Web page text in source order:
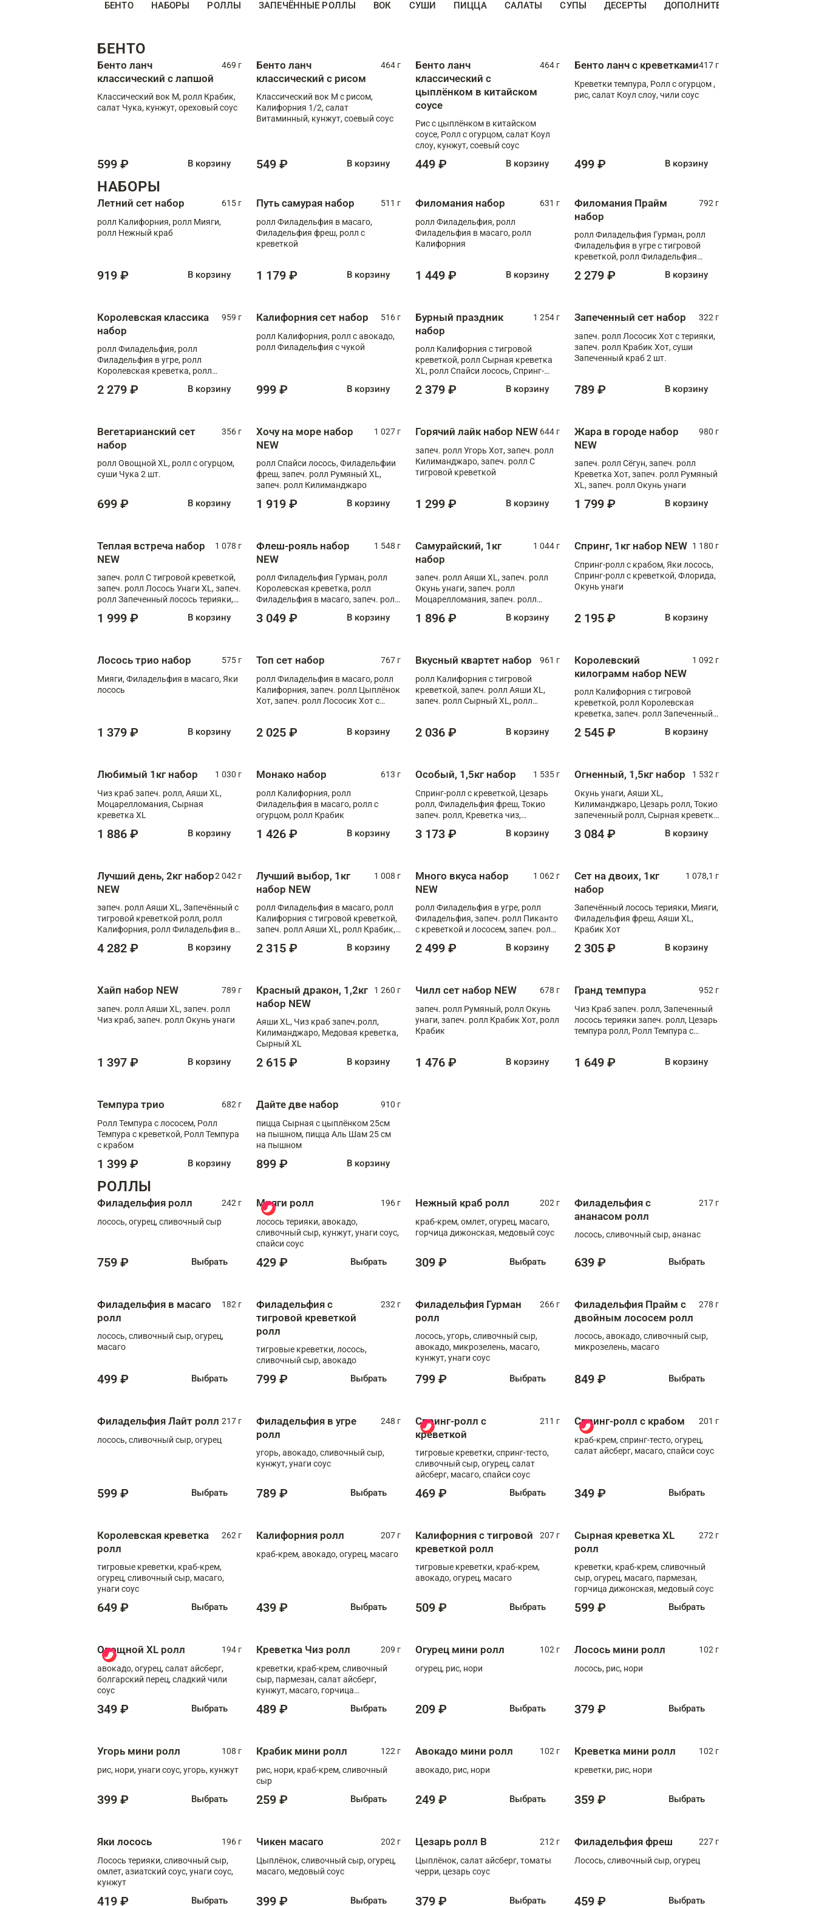
БЕНТО НАБОРЫ РОЛЛЫ ЗАПЕЧЁННЫЕ РОЛЛЫ ВОК СУШИ ПИЦЦА САЛАТЫ СУПЫ ДЕСЕРТЫ ДОПОЛНИТЕЛЬНО
БЕНТО
Бенто ланч
классический с лапшой
469 г
Классический вок М, ролл Крабик,
салат Чука, кунжут, ореховый соус
599 ₽ В корзину
Бенто ланч
классический с рисом
464 г
Классический вок М с рисом,
Калифорния 1/2, салат
Витаминный, кунжут, соевый соус
549 ₽ В корзину
Бенто ланч
классический с
цыплёнком в китайском
соусе
464 г
Рис с цыплёнком в китайском
соусе, Ролл с огурцом, салат Коул
слоу, кунжут, соевый соус
449 ₽ В корзину
Бенто ланч с креветками417 г
Креветки темпура, Ролл с огурцом ,
рис, салат Коул слоу, чили соус
499 ₽ В корзину
НАБОРЫ
Летний сет набор
615 г
ролл Калифорния, ролл Мияги,
ролл Нежный краб
919 ₽ В корзину
Путь самурая набор
511 г
ролл Филадельфия в масаго,
Филадельфия фреш, ролл с
креветкой
1 179 ₽ В корзину
Филомания набор
631 г
ролл Филадельфия, ролл
Филадельфия в масаго, ролл
Калифорния
1 449 ₽ В корзину
Филомания Прайм
набор
792 г
ролл Филадельфия Гурман, ролл
Филадельфия в угре с тигровой
креветкой, ролл Филадельфия
2 279 ₽ В корзину
Королевская классика
набор
959 г
ролл Филадельфия, ролл
Филадельфия в угре, ролл
Королевская креветка, ролл
2 279 ₽ В корзину
Калифорния сет набор
516 г
ролл Калифорния, ролл с авокадо,
ролл Филадельфия с чукой
999 ₽ В корзину
Бурный праздник
набор
1 254 г
ролл Калифорния с тигровой
креветкой, ролл Сырная креветка
XL, ролл Спайси лосось, Спринг-
Медовая креветка
2 379 ₽ В корзину
Запеченный сет набор
322 г
запеч. ролл Лососик Хот с терияки,
запеч. ролл Крабик Хот, суши
Запеченный краб 2 шт.
789 ₽ В корзину
Вегетарианский сет
набор
356 г
ролл Овощной XL, ролл с огурцом,
суши Чука 2 шт.
699 ₽ В корзину
Хочу на море набор
NEW
1 027 г
ролл Спайси лосось, Филадельфии
фреш, запеч. ролл Румяный XL,
запеч. ролл Килиманджаро
1 919 ₽ В корзину
Горячий лайк набор NEW 644 г
запеч. ролл Угорь Хот, запеч. ролл
Килиманджаро, запеч. ролл С
тигровой креветкой
1 299 ₽ В корзину
Жара в городе набор
NEW
980 г
запеч. ролл Сёгун, запеч. ролл
Креветка Хот, запеч. ролл Румяный
XL, запеч. ролл Окунь унаги
1 799 ₽ В корзину
Теплая встреча набор
NEW
1 078 г
запеч. ролл С тигровой креветкой,
запеч. ролл Лосось Унаги XL, запеч.
ролл Запеченный лосось терияки,
1 999 ₽ В корзину
Флеш-рояль набор
NEW
1 548 г
ролл Филадельфия Гурман, ролл
Королевская креветка, ролл
Филадельфия в масаго, запеч. ролл
Тигровая креветка с моцареллой,
3 049 ₽ В корзину
Самурайский, 1кг
набор
1 044 г
запеч. ролл Аяши XL, запеч. ролл
Окунь унаги, запеч. ролл
Моцарелломания, запеч. ролл
1 896 ₽ В корзину
Спринг, 1кг набор NEW 1 180 г
Спринг-ролл с крабом, Яки лосось,
Спринг-ролл с креветкой, Флорида,
Окунь унаги
2 195 ₽ В корзину
Лосось трио набор
575 г
Мияги, Филадельфия в масаго, Яки
лосось
1 379 ₽ В корзину
Топ сет набор
767 г
ролл Филадельфия в масаго, ролл
Калифорния, запеч. ролл Цыплёнок
Хот, запеч. ролл Лососик Хот с
2 025 ₽ В корзину
Вкусный квартет набор
961 г
ролл Калифорния с тигровой
креветкой, запеч. ролл Аяши XL,
запеч. ролл Сырный XL, ролл
2 036 ₽ В корзину
Королевский
килограмм набор NEW
1 092 г
ролл Калифорния с тигровой
креветкой, ролл Королевская
креветка, запеч. ролл Запеченный
XL, запеч. ролл Крабик Хот
2 545 ₽ В корзину
Любимый 1кг набор
1 030 г
Чиз краб запеч. ролл, Аяши XL,
Моцарелломания, Сырная
креветка XL
1 886 ₽ В корзину
Монако набор
613 г
ролл Калифорния, ролл
Филадельфия в масаго, ролл с
огурцом, ролл Крабик
1 426 ₽ В корзину
Особый, 1,5кг набор
1 535 г
Спринг-ролл с креветкой, Цезарь
ролл, Филадельфия фреш, Токио
запеч. ролл, Креветка чиз,
Флорида
3 173 ₽ В корзину
Огненный, 1,5кг набор
1 532 г
Окунь унаги, Аяши XL,
Килиманджаро, Цезарь ролл, Токио
запеченный ролл, Сырная креветка
3 084 ₽ В корзину
Лучший день, 2кг набор
NEW
2 042 г
запеч. ролл Аяши XL, Запечённый с
тигровой креветкой ролл, ролл
Калифорния, ролл Филадельфия в
запеч. ролл Моцарелломания, ролл
4 282 ₽ В корзину
Лучший выбор, 1кг
набор NEW
1 008 г
ролл Филадельфия в масаго, ролл
Калифорния с тигровой креветкой,
запеч. ролл Аяши XL, ролл Крабик,
2 315 ₽ В корзину
Много вкуса набор
NEW
1 062 г
ролл Филадельфия в угре, ролл
Филадельфия, запеч. ролл Пиканто
с креветкой и лососем, запеч. ролл
2 499 ₽ В корзину
Сет на двоих, 1кг
набор
1 078,1 г
Запечённый лосось терияки, Мияги,
Филадельфия фреш, Аяши XL,
Крабик Хот
2 305 ₽ В корзину
Хайп набор NEW
789 г
запеч. ролл Аяши XL, запеч. ролл
Чиз краб, запеч. ролл Окунь унаги
1 397 ₽ В корзину
Красный дракон, 1,2кг
набор NEW
1 260 г
Аяши XL, Чиз краб запеч.ролл,
Килиманджаро, Медовая креветка,
Сырный XL
2 615 ₽ В корзину
Чилл сет набор NEW
678 г
запеч. ролл Румяный, ролл Окунь
унаги, запеч. ролл Крабик Хот, ролл
Крабик
1 476 ₽ В корзину
Гранд темпура
952 г
Чиз Краб запеч. ролл, Запеченный
лосось терияки запеч. ролл, Цезарь
темпура ролл, Ролл Темпура с
1 649 ₽ В корзину
Темпура трио
682 г
Ролл Темпура с лососем, Ролл
Темпура с креветкой, Ролл Темпура
с крабом
1 399 ₽ В корзину
Дайте две набор
910 г
пицца Сырная с цыплёнком 25см
на пышном, пицца Аль Шам 25 см
на пышном
899 ₽ В корзину
РОЛЛЫ
Филадельфия ролл
242 г
лосось, огурец, сливочный сыр
759 ₽ Выбрать
Мияги ролл
196 г
лосось терияки, авокадо,
сливочный сыр, кунжут, унаги соус,
спайси соус
429 ₽ Выбрать
Нежный краб ролл
202 г
краб-крем, омлет, огурец, масаго,
горчица дижонская, медовый соус
309 ₽ Выбрать
Филадельфия с
ананасом ролл
217 г
лосось, сливочный сыр, ананас
639 ₽ Выбрать
Филадельфия в масаго
ролл
182 г
лосось, сливочный сыр, огурец,
масаго
499 ₽ Выбрать
Филадельфия с
тигровой креветкой
ролл
232 г
тигровые креветки, лосось,
сливочный сыр, авокадо
799 ₽ Выбрать
Филадельфия Гурман
ролл
266 г
лосось, угорь, сливочный сыр,
авокадо, микрозелень, масаго,
кунжут, унаги соус
799 ₽ Выбрать
Филадельфия Прайм с
двойным лососем ролл
278 г
лосось, авокадо, сливочный сыр,
микрозелень, масаго
849 ₽ Выбрать
Филадельфия Лайт ролл 217 г
лосось, сливочный сыр, огурец
599 ₽ Выбрать
Филадельфия в угре
ролл
248 г
угорь, авокадо, сливочный сыр,
кунжут, унаги соус
789 ₽ Выбрать
Спринг-ролл с
креветкой
211 г
тигровые креветки, спринг-тесто,
сливочный сыр, огурец, салат
айсберг, масаго, спайси соус
469 ₽ Выбрать
Спринг-ролл с крабом
201 г
краб-крем, спринг-тесто, огурец,
салат айсберг, масаго, спайси соус
349 ₽ Выбрать
Королевская креветка
ролл
262 г
тигровые креветки, краб-крем,
огурец, сливочный сыр, масаго,
унаги соус
649 ₽ Выбрать
Калифорния ролл
207 г
краб-крем, авокадо, огурец, масаго
439 ₽ Выбрать
Калифорния с тигровой
креветкой ролл
207 г
тигровые креветки, краб-крем,
авокадо, огурец, масаго
509 ₽ Выбрать
Сырная креветка XL
ролл
272 г
креветки, краб-крем, сливочный
сыр, огурец, масаго, пармезан,
горчица дижонская, медовый соус
599 ₽ Выбрать
Овощной XL ролл
194 г
авокадо, огурец, салат айсберг,
болгарский перец, сладкий чили
соус
349 ₽ Выбрать
Креветка Чиз ролл
209 г
креветки, краб-крем, сливочный
сыр, пармезан, салат айсберг,
кунжут, масаго, горчица
489 ₽ Выбрать
Огурец мини ролл
102 г
огурец, рис, нори
209 ₽ Выбрать
Лосось мини ролл
102 г
лосось, рис, нори
379 ₽ Выбрать
Угорь мини ролл
108 г
рис, нори, унаги соус, угорь, кунжут
399 ₽ Выбрать
Крабик мини ролл
122 г
рис, нори, краб-крем, сливочный
сыр
259 ₽ Выбрать
Авокадо мини ролл
102 г
авокадо, рис, нори
249 ₽ Выбрать
Креветка мини ролл
102 г
креветки, рис, нори
359 ₽ Выбрать
Яки лосось
196 г
Лосось терияки, сливочный сыр,
омлет, азиатский соус, унаги соус,
кунжут
419 ₽ Выбрать
Чикен масаго
202 г
Цыплёнок, сливочный сыр, огурец,
масаго, медовый соус
399 ₽ Выбрать
Цезарь ролл В
212 г
Цыплёнок, салат айсберг, томаты
черри, цезарь соус
379 ₽ Выбрать
Филадельфия фреш
227 г
Лосось, сливочный сыр, огурец
459 ₽ Выбрать